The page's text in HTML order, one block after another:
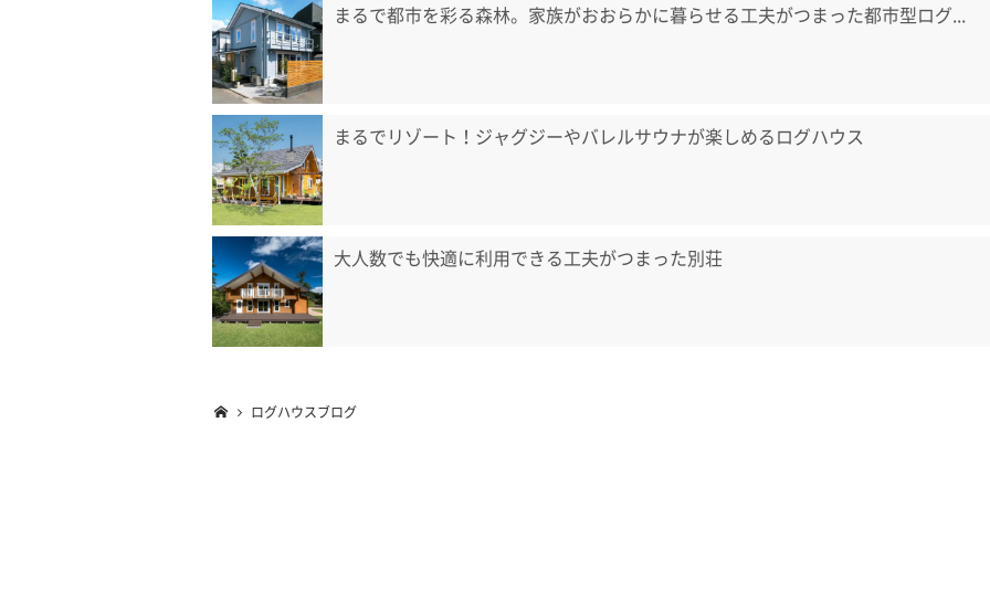
まるで都市を彩る森林。家族がおおらかに暮らせる工夫がつまった都市型ログ...
まるでリゾート！ジャグジーやバレルサウナが楽しめるログハウス
大人数でも快適に利用できる工夫がつまった別荘
ログハウスブログ